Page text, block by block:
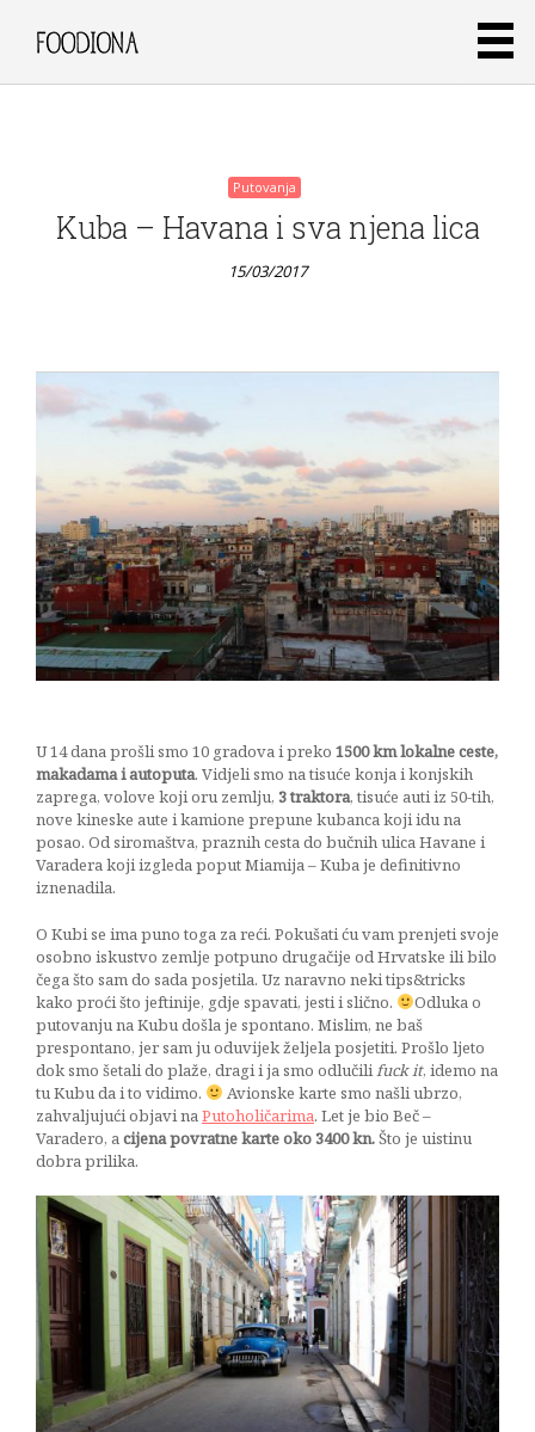
Putovanja
Humus
od cikle
15/03/2017
Putovanja
Kuba – Havana i sva njena lica
15/03/2017
U 14 dana prošli smo 10 gradova i preko 1500 km lokalne ceste,
makadama i autoputa. Vidjeli smo na tisuće konja i konjskih
zaprega, volove koji oru zemlju, 3 traktora, tisuće auti iz 50-tih,
nove kineske aute i kamione prepune kubanca koji idu na
posao. Od siromaštva, praznih cesta do bučnih ulica Havane i
Varadera koji izgleda poput Miamija – Kuba je definitivno
iznenadila.
O Kubi se ima puno toga za reći. Pokušati ću vam prenjeti svoje
osobno iskustvo zemlje potpuno drugačije od Hrvatske ili bilo
čega što sam do sada posjetila. Uz naravno neki tips&tricks
kako proći što jeftinije, gdje spavati, jesti i slično.
Odluka o
putovanju na Kubu došla je spontano. Mislim, ne baš
prespontano, jer sam ju oduvijek željela posjetiti. Prošlo ljeto
dok smo šetali do plaže, dragi i ja smo odlučilifuck it, idemo na
tu Kubu da i to vidimo.
Avionske karte smo našli ubrzo,
zahvaljujući objavi naPutoholičarima. Let je bio Beč –
Varadero, acijena povratne karte oko 3400 kn.Što je uistinu
dobra prilika.